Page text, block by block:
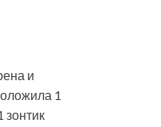
и
1
зонтик